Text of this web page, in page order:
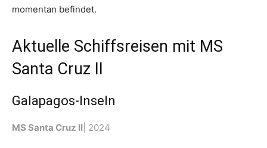
momentan befindet.
Aktuelle Schiffsreisen mit MS
Santa Cruz II
Galapagos-Inseln
MS Santa Cruz II | 2024